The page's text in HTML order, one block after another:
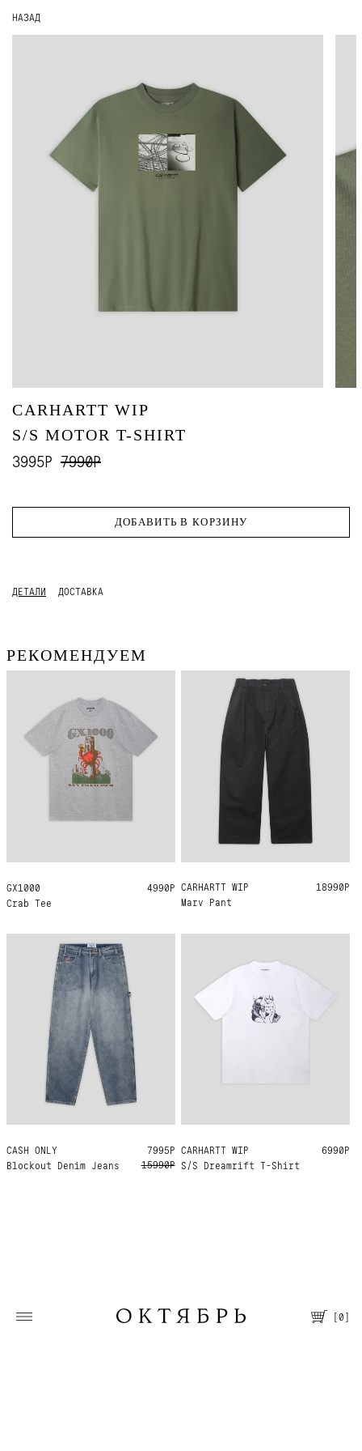
[0]
НАЗАД
CARHARTT WIP
S/S MOTOR T-SHIRT
3995Р 7990Р
ДОБАВИТЬ В КОРЗИНУ
ДЕТАЛИ ДОСТАВКА
РЕКОМЕНДУЕМ
GX1000
Crab Tee
L XL 4990Р CARHARTT WIP
Marv Pant
M L XL 18990Р
CASH ONLY
Blockout Denim Jeans
32
7995Р
15990Р
CARHARTT WIP
S/S Dreamrift T-Shirt
S M L XL 6990Р